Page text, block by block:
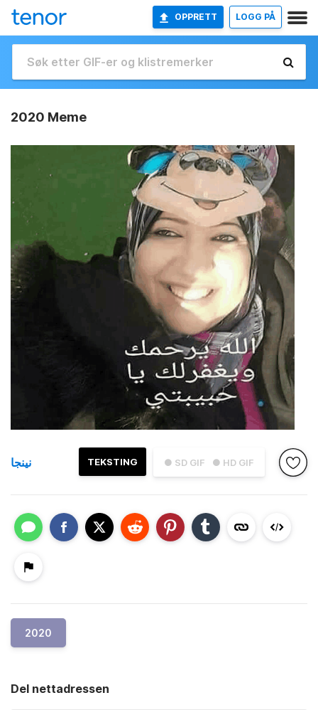
OPPRETT LOGG PÅ
2020 Meme
● SD GIF ● HD GIF
TEKSTING نينجا
2020
Del nettadressen